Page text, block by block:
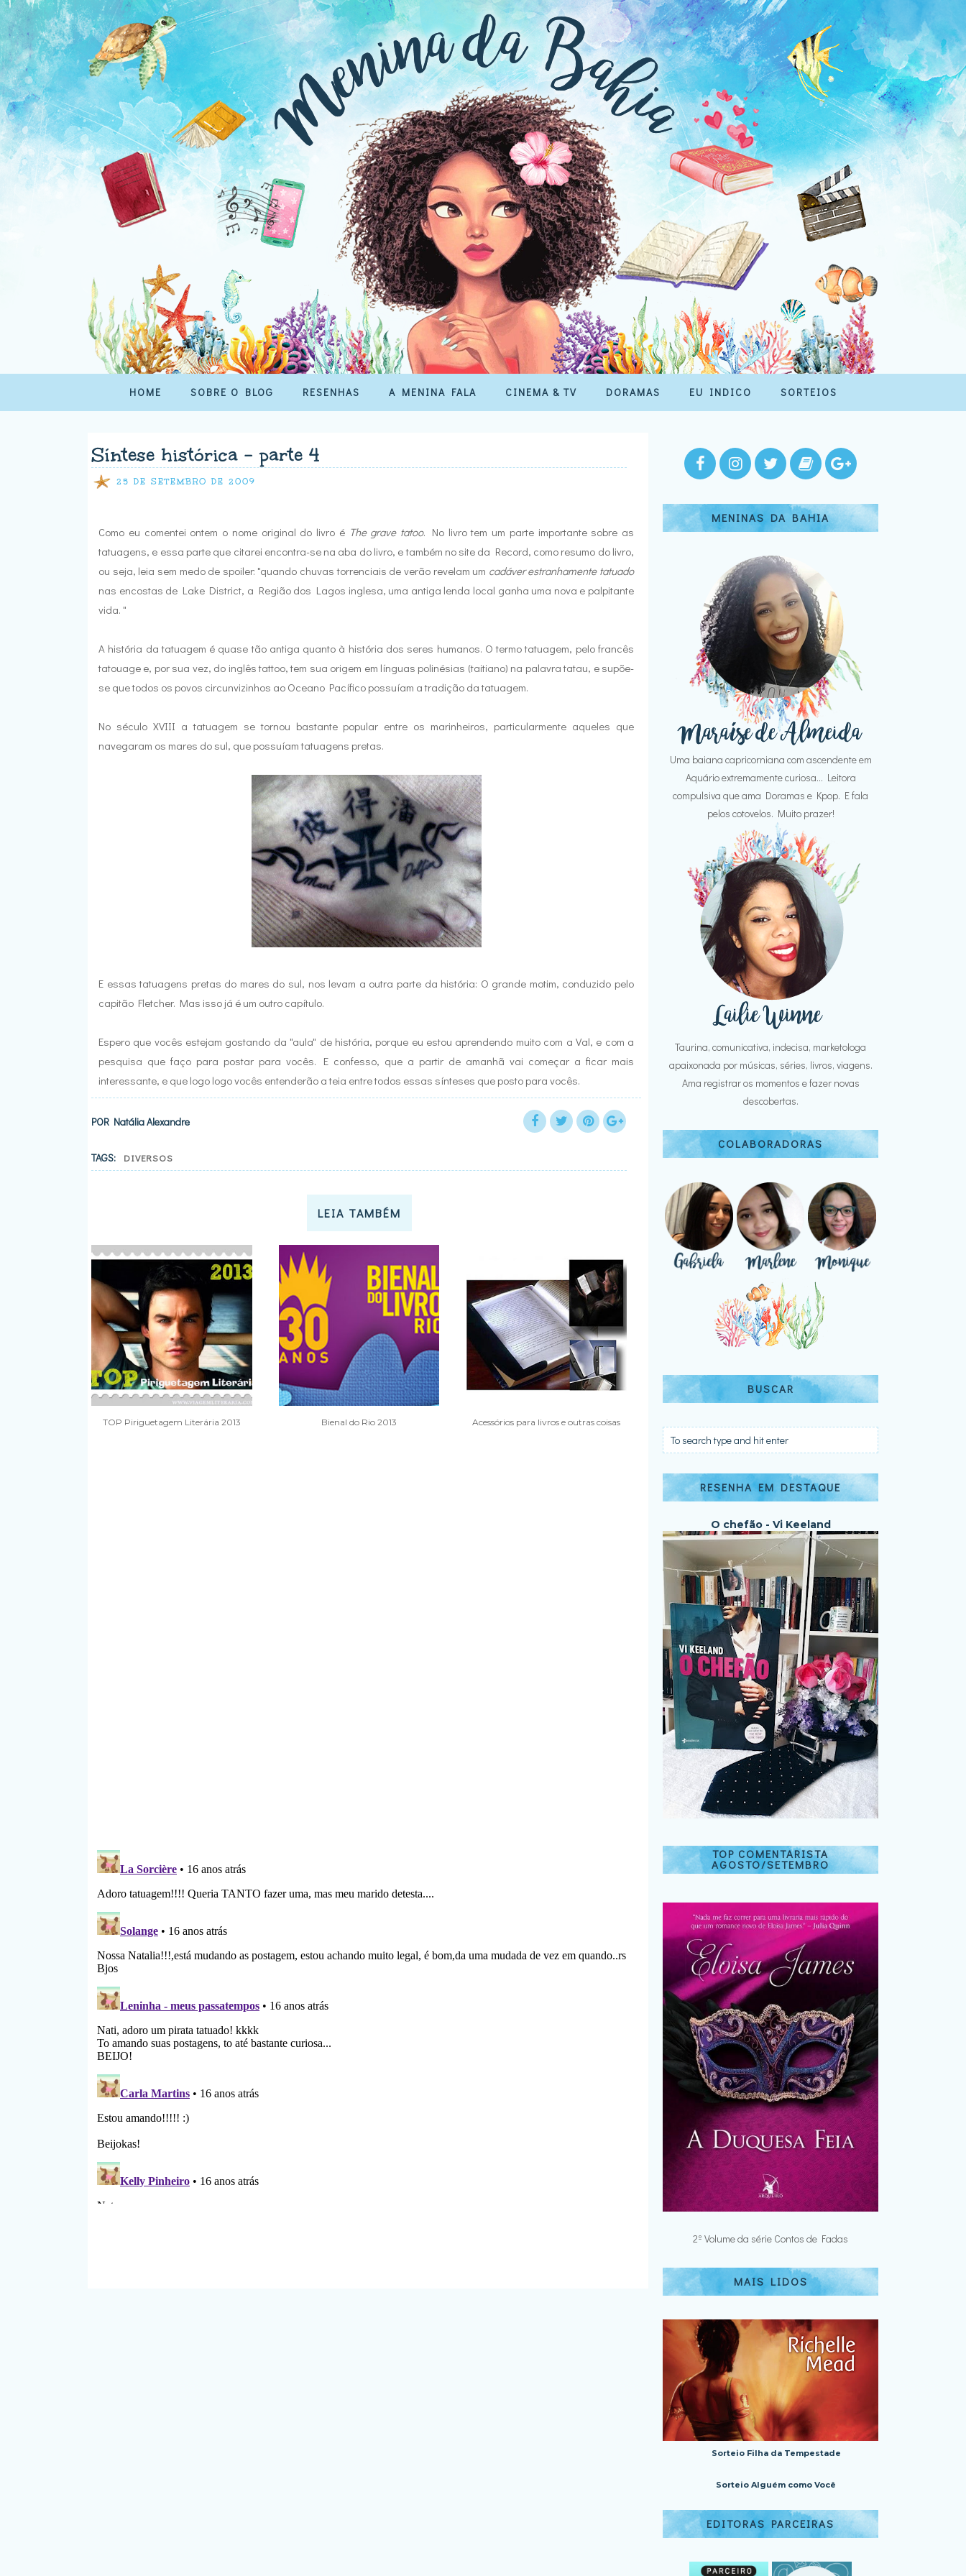
HOME SOBRE O BLOG RESENHAS A MENINA FALA CINEMA & TV DORAMAS EU INDICO SORTEIOS
Síntese histórica - parte 4
25 DE SETEMBRO DE 2009
Como eu comentei ontem o nome original do livro é The grave tatoo. No livro tem um parte importante sobre as
tatuagens, e essa parte que citarei encontra-se na aba do livro, e também no site da Record, como resumo do livro,
ou seja, leia sem medo de spoiler: "quando chuvas torrenciais de verão revelam um cadáver estranhamente tatuado
nas encostas de Lake District, a Região dos Lagos inglesa, uma antiga lenda local ganha uma nova e palpitante
vida. "
A história da tatuagem é quase tão antiga quanto à história dos seres humanos. O termo tatuagem, pelo francês
tatouage e, por sua vez, do inglês tattoo, tem sua origem em línguas polinésias (taitiano) na palavra tatau, e supõe-
se que todos os povos circunvizinhos ao Oceano Pacífico possuíam a tradição da tatuagem.
No século XVIII a tatuagem se tornou bastante popular entre os marinheiros, particularmente aqueles que
navegaram os mares do sul, que possuíam tatuagens pretas.
E essas tatuagens pretas do mares do sul, nos levam a outra parte da história: O grande motim, conduzido pelo
capitão Fletcher. Mas isso já é um outro capítulo.
Espero que vocês estejam gostando da "aula" de história, porque eu estou aprendendo muito com a Val, e com a
pesquisa que faço para postar para vocês. E confesso, que a partir de amanhã vai começar a ficar mais
interessante, e que logo logo vocês entenderão a teia entre todos essas sínteses que posto para vocês.
POR Natália Alexandre
TAGS: DIVERSOS
LEIA TAMBÉM
TOP Piriguetagem Literária 2013 Bienal do Rio 2013 Acessórios para livros e outras coisas
MENINAS DA BAHIA
Uma baiana capricorniana com ascendente em
Aquário extremamente curiosa... Leitora
compulsiva que ama Doramas e Kpop. E fala
pelos cotovelos. Muito prazer!
Taurina, comunicativa, indecisa, marketologa
apaixonada por músicas, séries, livros, viagens.
Ama registrar os momentos e fazer novas
descobertas.
COLABORADORAS
BUSCAR
RESENHA EM DESTAQUE
O chefão - Vi Keeland
TOP COMENTARISTA
AGOSTO/SETEMBRO
2º Volume da série Contos de Fadas
MAIS LIDOS
Sorteio Filha da Tempestade
Sorteio Alguém como Você
EDITORAS PARCEIRAS